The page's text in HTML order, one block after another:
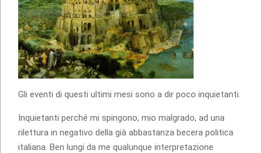
Gli eventi di questi ultimi mesi sono a dir poco inquietanti.
Inquietanti perché mi spingono, mio malgrado, ad una
rilettura in negativo della già abbastanza becera politica
italiana. Ben lungi da me qualunque interpretazione